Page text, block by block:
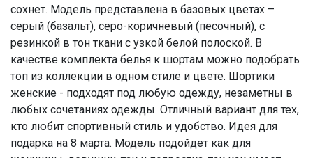
сохнет. Модель представлена в базовых цветах –
серый (базальт), серо-коричневый (песочный), с
резинкой в тон ткани с узкой белой полоской. В
качестве комплекта белья к шортам можно подобрать
топ из коллекции в одном стиле и цвете. Шортики
женские - подходят под любую одежду, незаметны в
любых сочетаниях одежды. Отличный вариант для тех,
кто любит спортивный стиль и удобство. Идея для
подарка на 8 марта. Модель подойдет как для